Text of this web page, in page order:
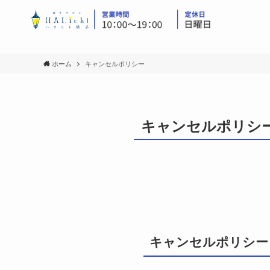
ホーム キャンセルポリシー
キャンセルポリシ
キャンセルポリシー